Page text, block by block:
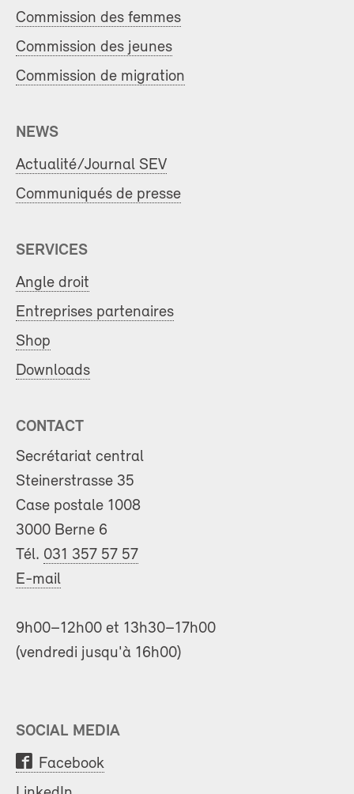
Commission des femmes
Commission des jeunes
Commission de migration
NEWS
Actualité/Journal SEV
Communiqués de presse
SERVICES
Angle droit
Entreprises partenaires
Shop
Downloads
CONTACT
Secrétariat central
Steinerstrasse 35
Case postale 1008
3000 Berne 6
Tél. 031 357 57 57
E-mail
9h00–12h00 et 13h30–17h00
(vendredi jusqu'à 16h00)
SOCIAL MEDIA
Facebook